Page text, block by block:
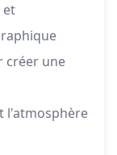
et
créer une
l'atmosphère